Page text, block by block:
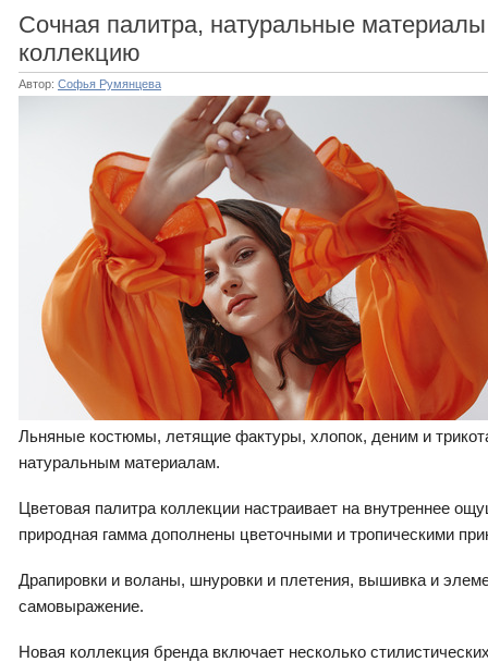
Сочная палитра, натуральные
коллекцию
Автор: Софья Румянцева
Льняные костюмы, летящие фактуры, хлопок, деним и
натуральным материалам.
Цветовая палитра коллекции настраивает на внутреннее
природная гамма дополнены цветочными и тропическими
Драпировки и воланы, шнуровки и плетения, вышивка и
самовыражение.
Новая коллекция бренда включает несколько